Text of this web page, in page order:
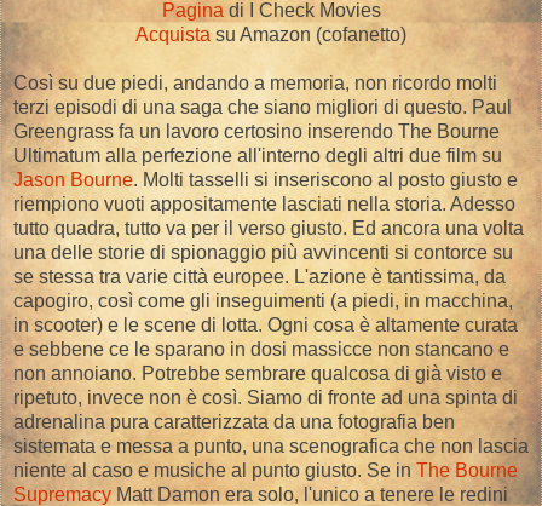
Pagina di I Check Movies
Acquista su Amazon (cofanetto)
Così su due piedi, andando a memoria, non ricordo molti
terzi episodi di una saga che siano migliori di questo. Paul
Greengrass fa un lavoro certosino inserendo The Bourne
Ultimatum alla perfezione all'interno degli altri due film su
Jason Bourne. Molti tasselli si inseriscono al posto giusto e
riempiono vuoti appositamente lasciati nella storia. Adesso
tutto quadra, tutto va per il verso giusto. Ed ancora una volta
una delle storie di spionaggio più avvincenti si contorce su
se stessa tra varie città europee. L'azione è tantissima, da
capogiro, così come gli inseguimenti (a piedi, in macchina,
in scooter) e le scene di lotta. Ogni cosa è altamente curata
e sebbene ce le sparano in dosi massicce non stancano e
non annoiano. Potrebbe sembrare qualcosa di già visto e
ripetuto, invece non è così. Siamo di fronte ad una spinta di
adrenalina pura caratterizzata da una fotografia ben
sistemata e messa a punto, una scenografica che non lascia
niente al caso e musiche al punto giusto. Se in The Bourne
Supremacy Matt Damon era solo, l'unico a tenere le redini